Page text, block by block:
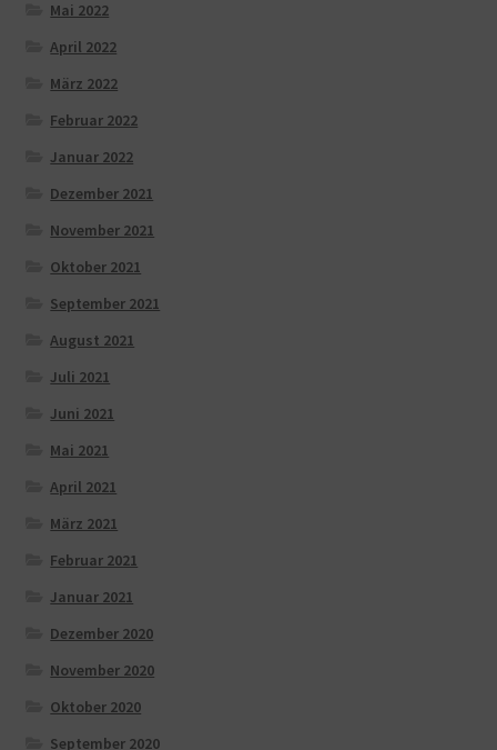
Mai 2022
April 2022
März 2022
Februar 2022
Januar 2022
Dezember 2021
November 2021
Oktober 2021
September 2021
August 2021
Juli 2021
Juni 2021
Mai 2021
April 2021
März 2021
Februar 2021
Januar 2021
Dezember 2020
November 2020
Oktober 2020
September 2020